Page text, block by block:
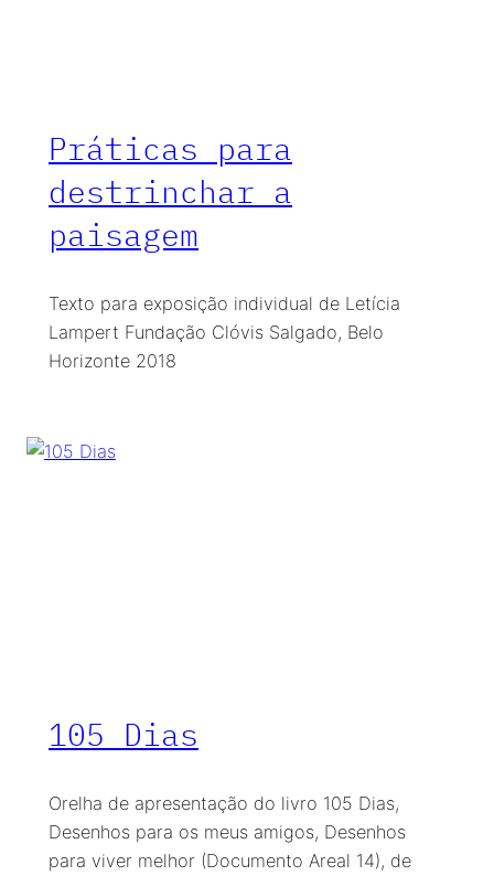
Práticas para
destrinchar a
paisagem
Texto para exposição individual de Letícia
Lampert Fundação Clóvis Salgado, Belo
Horizonte 2018
105 Dias
Orelha de apresentação do livro 105 Dias,
Desenhos para os meus amigos, Desenhos
para viver melhor (Documento Areal 14), de